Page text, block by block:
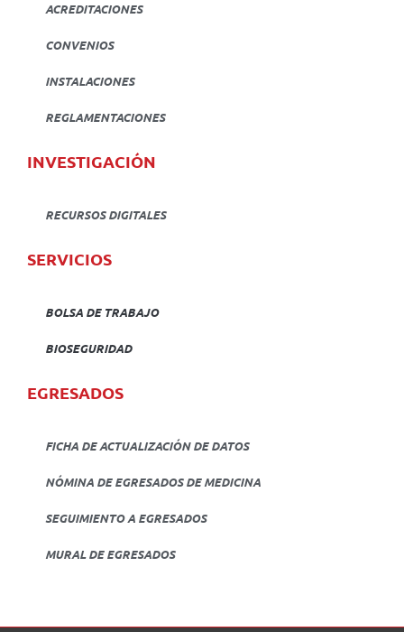
ACREDITACIONES
CONVENIOS
INSTALACIONES
REGLAMENTACIONES
INVESTIGACIÓN
RECURSOS DIGITALES
SERVICIOS
BOLSA DE TRABAJO
BIOSEGURIDAD
EGRESADOS
FICHA DE ACTUALIZACIÓN DE DATOS
NÓMINA DE EGRESADOS DE MEDICINA
SEGUIMIENTO A EGRESADOS
MURAL DE EGRESADOS